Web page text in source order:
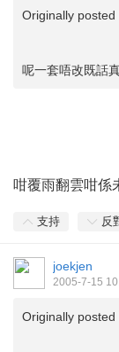
Originally posted
呢一套唔改既話
咁覆雨翻雲咁係
支持 反
joekjen
2005-7-15
Originally posted